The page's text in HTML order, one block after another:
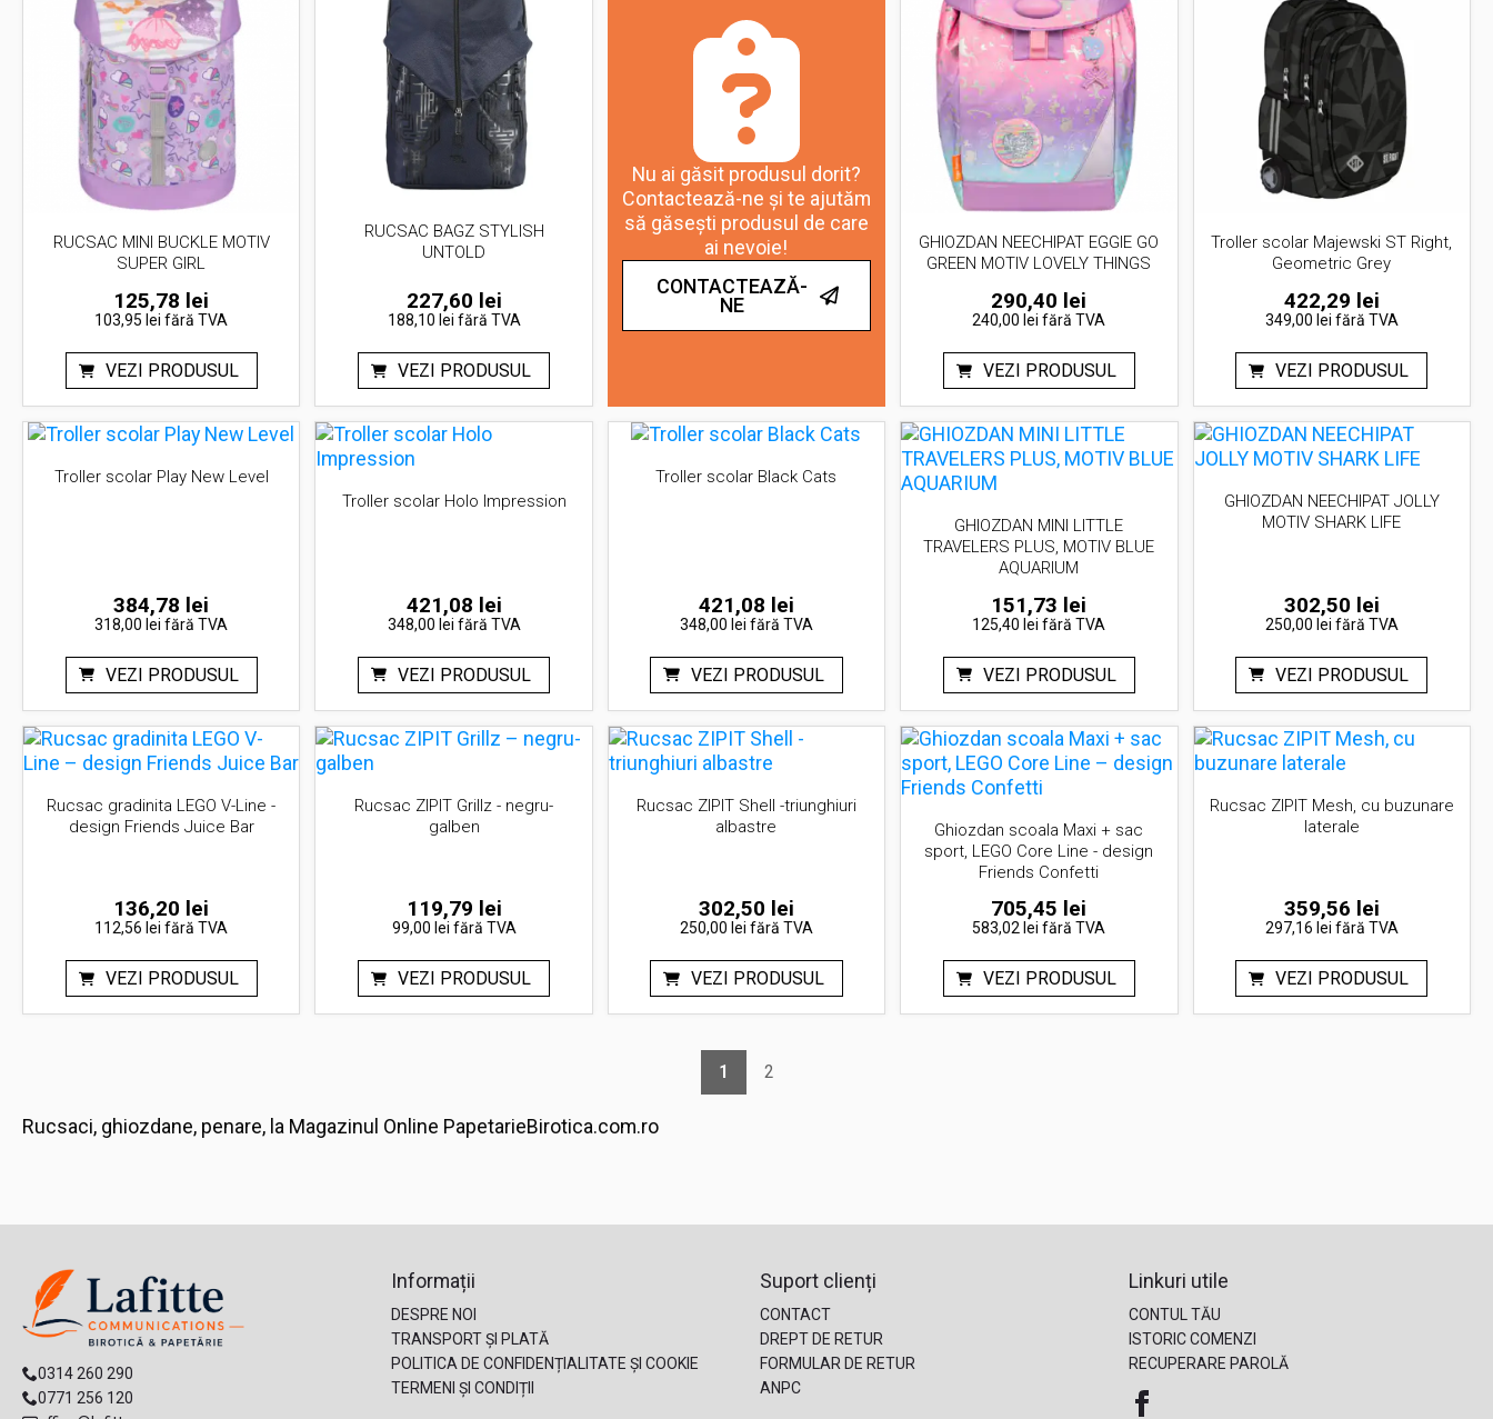
RUCSAC MINI BUCKLE MOTIV
SUPER GIRL
125,78 lei
103,95 leifără TVA
VEZI PRODUSUL
RUCSAC BAGZ STYLISH
UNTOLD
227,60 lei
188,10 lei fără TVA
VEZI PRODUSUL
Nu ai găsit produsul dorit?
Contactează-ne și te ajutăm
să găsești produsul de care
ai nevoie!
CONTACTEAZĂ-
NE
GHIOZDAN NEECHIPAT EGGIE GO
GREEN MOTIV LOVELY THINGS
290,40 lei
240,00 leifără TVA
VEZI PRODUSUL
Troller scolar Majewski ST Right,
Geometric Grey
422,29 lei
349,00 lei fără TVA
VEZI PRODUSUL
Troller scolar Play New Level
384,78 lei
318,00 leifără TVA
VEZI PRODUSUL
Troller scolar Holo Impression
421,08 lei
348,00 lei fără TVA
VEZI PRODUSUL
Troller scolar Black Cats
421,08 lei
348,00 lei fără TVA
VEZI PRODUSUL
GHIOZDAN MINI LITTLE
TRAVELERS PLUS, MOTIV BLUE
AQUARIUM
151,73 lei
125,40 leifără TVA
VEZI PRODUSUL
GHIOZDAN NEECHIPAT JOLLY
MOTIV SHARK LIFE
302,50 lei
250,00 lei fără TVA
VEZI PRODUSUL
Rucsac gradinita LEGO V-Line -
design Friends Juice Bar
136,20 lei
112,56 leifără TVA
VEZI PRODUSUL
Rucsac ZIPIT Grillz - negru-
galben
119,79 lei
99,00 lei fără TVA
VEZI PRODUSUL
Rucsac ZIPIT Shell -triunghiuri
albastre
302,50 lei
250,00 lei fără TVA
VEZI PRODUSUL
Ghiozdan scoala Maxi + sac
sport, LEGO Core Line - design
Friends Confetti
705,45 lei
583,02 leifără TVA
VEZI PRODUSUL
Rucsac ZIPIT Mesh, cu buzunare
laterale
359,56 lei
297,16 lei fără TVA
VEZI PRODUSUL
1 2
Rucsaci, ghiozdane, penare, la Magazinul Online PapetarieBirotica.com.ro
0314 260 290
0771 256 120
Informații
DESPRE NOI
TRANSPORT ȘI PLATĂ
POLITICA DE CONFIDENȚIALITATE ȘI COOKIE
TERMENI ȘI CONDIȚII
Suport clienți
CONTACT
DREPT DE RETUR
FORMULAR DE RETUR
ANPC
Linkuri utile
CONTUL TĂU
ISTORIC COMENZI
RECUPERARE PAROLĂ